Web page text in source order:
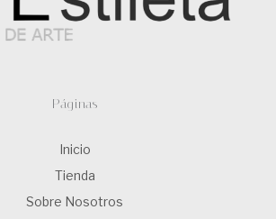
Páginas
Inicio
Tienda
Sobre Nosotros